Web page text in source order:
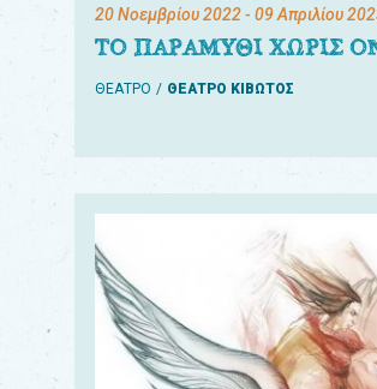
20 Νοεμβρίου 2022- 09 Απριλίου
ΤΟ ΠΑΡΑΜΥΘΙ ΧΩΡΙΣ
ΘΕΑΤΡΟ ΘΕΑΤΡΟ ΚΙΒΩΤΟΣ